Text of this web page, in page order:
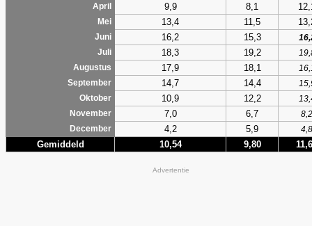
April 9,9 8,1
Mei 13,4 11,5
Juni 16,2 15,3
Juli
18,3 19,2
Augustus
17,9 18,1
September
14,7 14,4
Oktober
10,9 12,2
November
7,0 6,7
8,2
December
4,2 5,9 4,8
Gemiddeld 10,54 9,80
Advertentie